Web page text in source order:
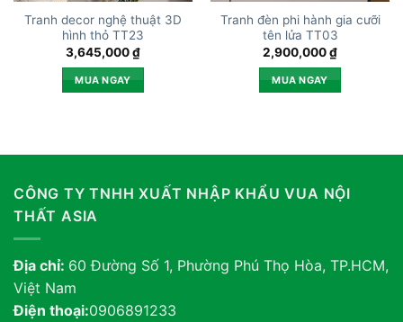
Tranh decor nghệ thuật 3D
hình thỏ TT23
3,645,000₫
MUA NGAY
Tranh đèn phi hành gia cưỡi
tên lửa TT03
2,900,000₫
MUA NGAY
CÔNG TY TNHH XUẤT NHẬP KHẨU VUA NỘI
THẤT ASIA
Địa chỉ: 60 Đường Số 1, Phường Phú Thọ Hòa, TP.HCM,
Việt Nam
Điện thoại:0906891233